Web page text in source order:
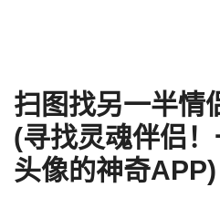
扫图找另一半情
(寻找灵魂伴侣
头像的神奇APP)